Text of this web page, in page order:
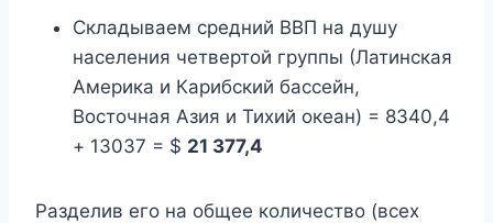
Складываем средний ВВП на душу
населения четвертой группы (Латинская
Америка и Карибский бассейн,
Восточная Азия и Тихий океан) = 8340,4
+ 13037 = $ 21 377,4
Разделив его на общее количество (всех